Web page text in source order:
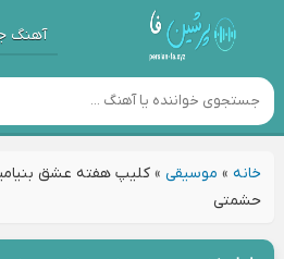
آهنگ
خانه» موسیقی» کلیپ هفته عشق
حشمتی